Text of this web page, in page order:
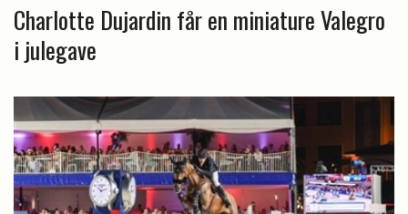
Charlotte Dujardin får en miniature Valegro
i julegave